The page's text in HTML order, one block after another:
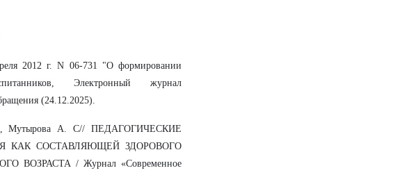
2012 г. N 06-731 "О формировании
Электронный журнал
(24.12.2025).
Мутырова А. С// ПЕДАГОГИЧЕСКИЕ
КАК СОСТАВЛЯЮЩЕЙ ЗДОРОВОГО
/ Журнал «Современное